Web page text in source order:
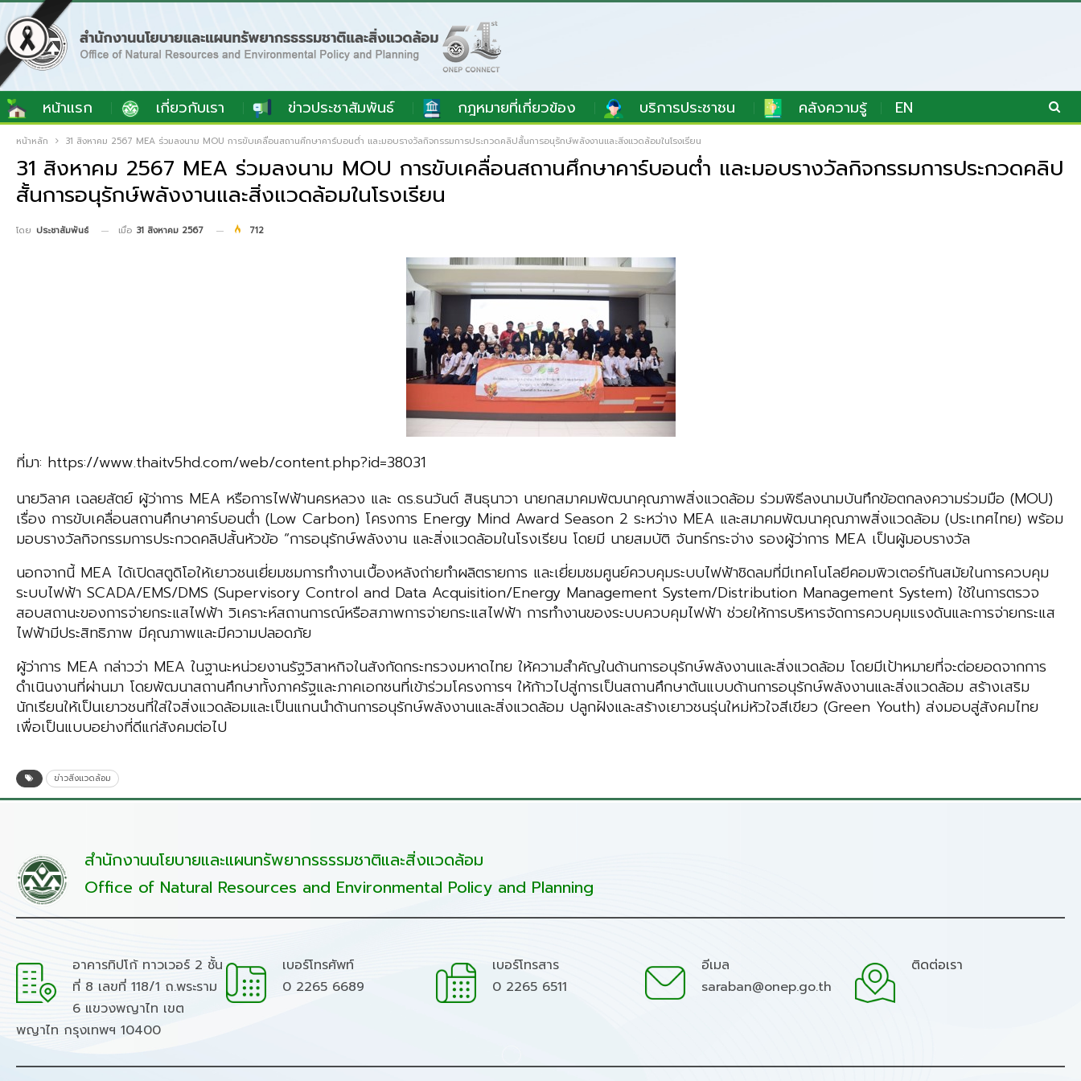
หน้าแรก เกี่ยวกับเรา ข่าวประชาสัมพันธ์ กฎหมายที่เกี่ยวข้อง บริการประชาชน คลังความรู้ EN
หน้าหลัก 31 สิงหาคม 2567 MEA ร่วมลงนาม MOU การขับเคลื่อนสถานศึกษาคาร์บอนต่ำ และมอบรางวัลกิจกรรมการประกวดคลิปสั้นการอนุรักษ์พลังงานและสิ่งแวดล้อมในโรงเรียน
31 สิงหาคม 2567 MEA ร่วมลงนาม MOU การขับเคลื่อนสถานศึกษาคาร์บอนต่ำ และมอบรางวัลกิจกรรมการประกวดคลิป
สั้นการอนุรักษ์พลังงานและสิ่งแวดล้อมในโรงเรียน
โดย ประชาสัมพันธ์ เมื่อ 31 สิงหาคม 2567 712
ที่มา: https://www.thaitv5hd.com/web/content.php?id=38031
นายวิลาศ เฉลยสัตย์ ผู้ว่าการ MEA หรือการไฟฟ้านครหลวง และ ดร.ธนวันต์ สินธุนาวา นายกสมาคมพัฒนาคุณภาพสิ่งแวดล้อม ร่วมพิธีลงนามบันทึกข้อตกลงความร่วมมือ (MOU)
เรื่อง การขับเคลื่อนสถานศึกษาคาร์บอนต่ำ (Low Carbon) โครงการ Energy Mind Award Season 2 ระหว่าง MEA และสมาคมพัฒนาคุณภาพสิ่งแวดล้อม (ประเทศไทย) พร้อม
มอบรางวัลกิจกรรมการประกวดคลิปสั้นหัวข้อ “การอนุรักษ์พลังงาน และสิ่งแวดล้อมในโรงเรียน โดยมี นายสมบัติ จันทร์กระจ่าง รองผู้ว่าการ MEA เป็นผู้มอบรางวัล
นอกจากนี้ MEA ได้เปิดสตูดิโอให้เยาวชนเยี่ยมชมการทำงานเบื้องหลังถ่ายทำผลิตรายการ และเยี่ยมชมศูนย์ควบคุมระบบไฟฟ้าชิดลมที่มีเทคโนโลยีคอมพิวเตอร์ทันสมัยในการควบคุม
ระบบไฟฟ้า SCADA/EMS/DMS (Supervisory Control and Data Acquisition/Energy Management System/Distribution Management System) ใช้ในการตรวจ
สอบสถานะของการจ่ายกระแสไฟฟ้า วิเคราะห์สถานการณ์หรือสภาพการจ่ายกระแสไฟฟ้า การทำงานของระบบควบคุมไฟฟ้า ช่วยให้การบริหารจัดการควบคุมแรงดันและการจ่ายกระแส
ไฟฟ้ามีประสิทธิภาพ มีคุณภาพและมีความปลอดภัย
ผู้ว่าการ MEA กล่าวว่า MEA ในฐานะหน่วยงานรัฐวิสาหกิจในสังกัดกระทรวงมหาดไทย ให้ความสำคัญในด้านการอนุรักษ์พลังงานและสิ่งแวดล้อม โดยมีเป้าหมายที่จะต่อยอดจากการ
ดำเนินงานที่ผ่านมา โดยพัฒนาสถานศึกษาทั้งภาครัฐและภาคเอกชนที่เข้าร่วมโครงการฯ ให้ก้าวไปสู่การเป็นสถานศึกษาต้นแบบด้านการอนุรักษ์พลังงานและสิ่งแวดล้อม สร้างเสริม
นักเรียนให้เป็นเยาวชนที่ใส่ใจสิ่งแวดล้อมและเป็นแกนนำด้านการอนุรักษ์พลังงานและสิ่งแวดล้อม ปลูกฝังและสร้างเยาวชนรุ่นใหม่หัวใจสีเขียว (Green Youth) ส่งมอบสู่สังคมไทย
เพื่อเป็นแบบอย่างที่ดีแก่สังคมต่อไป
ข่าวสิ่งแวดล้อม
สำนักงานนโยบายและแผนทรัพยากรธรรมชาติและสิ่งแวดล้อม
Office of Natural Resources and Environmental Policy and Planning
อาคารทิปโก้ ทาวเวอร์ 2 ชั้น
ที่ 8 เลขที่ 118/1 ถ.พระราม
6 แขวงพญาไท เขต
พญาไท กรุงเทพฯ 10400
เบอร์โทรศัพท์
0 2265 6689
เบอร์โทรสาร
0 2265 6511
อีเมล
saraban@onep.go.th
ติดต่อเรา